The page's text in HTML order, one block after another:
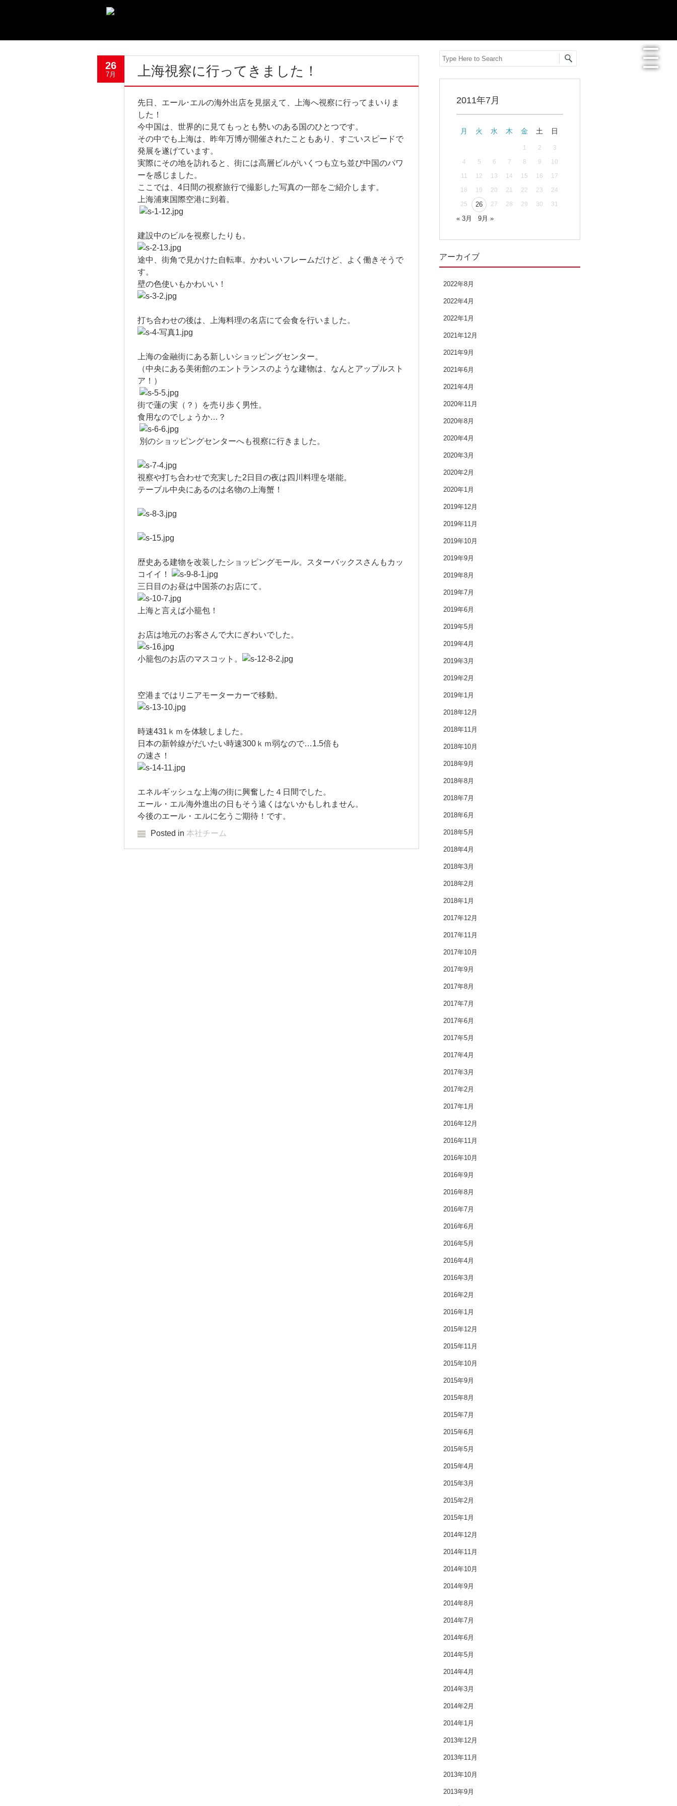
最新記事一覧
メディア掲載情報
フリーペーパー使用食器紹介
過去の記事
26
7月 上海視察に行ってきました！
先日、エール･エルの海外出店を見据えて、上海へ視察に行ってまいりま
した！
今中国は、世界的に見てもっとも勢いのある国のひとつです。
その中でも上海は、昨年万博が開催されたこともあり、すごいスピードで
発展を遂げています。
実際にその地を訪れると、街には高層ビルがいくつも立ち並び中国のパワ
ーを感じました。
ここでは、4日間の視察旅行で撮影した写真の一部をご紹介します。
上海浦東国際空港に到着。
建設中のビルを視察したりも。
途中、街角で見かけた自転車。かわいいフレームだけど、よく働きそうで
す。
壁の色使いもかわいい！
打ち合わせの後は、 上海料理の名店にて会食を行いました。
上海の金融街にある新しいショッピングセンター。
（中央にある美術館のエントランスのような建物は、なんとアップルスト
ア！）
街で蓮の実（？）を売り歩く男性。
食用なのでしょうか…？
別のショッピングセンターへも視察に行きました。
視察や打ち合わせで充実した2日目の夜は四川料理を堪能。
テーブル中央にあるのは名物の上海蟹！
歴史ある建物を改装したショッピングモール。スターバックスさんもカッ
コイイ！
三日目のお昼は中国茶のお店にて。
上海と言えば小籠包！
お店は地元のお客さんで大にぎわいでした。
小籠包のお店のマスコット。
空港まではリニアモーターカーで移動。
時速431ｋｍを体験しました。
日本の新幹線がだいたい時速300ｋｍ弱なので…1.5倍も
の速さ！
エネルギッシュな上海の街に興奮した４日間でした。
エール・エル海外進出の日もそう遠くはないかもしれません。
今後のエール・エルに乞うご期待！です。
Posted in 本社チーム
Search
2011年7月
月 火 水 木 金 土 日
1 2
3
4
5 6 7 8 9
10
11
12 13 14 15 16
17
18
19 20 21 22 23
24
25
26 27 28 29 30 31
« 3月 9月 »
アーカイブ
2022年8月
2022年4月
2022年1月
2021年12月
2021年9月
2021年6月
2021年4月
2020年11月
2020年8月
2020年4月
2020年3月
2020年2月
2020年1月
2019年12月
2019年11月
2019年10月
2019年9月
2019年8月
2019年7月
2019年6月
2019年5月
2019年4月
2019年3月
2019年2月
2019年1月
2018年12月
2018年11月
2018年10月
2018年9月
2018年8月
2018年7月
2018年6月
2018年5月
2018年4月
2018年3月
2018年2月
2018年1月
2017年12月
2017年11月
2017年10月
2017年9月
2017年8月
2017年7月
2017年6月
2017年5月
2017年4月
2017年3月
2017年2月
2017年1月
2016年12月
2016年11月
2016年10月
2016年9月
2016年8月
2016年7月
2016年6月
2016年5月
2016年4月
2016年3月
2016年2月
2016年1月
2015年12月
2015年11月
2015年10月
2015年9月
2015年8月
2015年7月
2015年6月
2015年5月
2015年4月
2015年3月
2015年2月
2015年1月
2014年12月
2014年11月
2014年10月
2014年9月
2014年8月
2014年7月
2014年6月
2014年5月
2014年4月
2014年3月
2014年2月
2014年1月
2013年12月
2013年11月
2013年10月
2013年9月